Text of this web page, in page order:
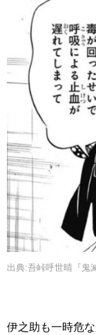
出典:吾峠呼世晴『鬼
伊之助も一時危な